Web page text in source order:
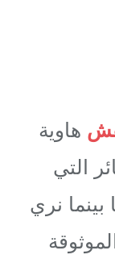
هاوية
التي
نري